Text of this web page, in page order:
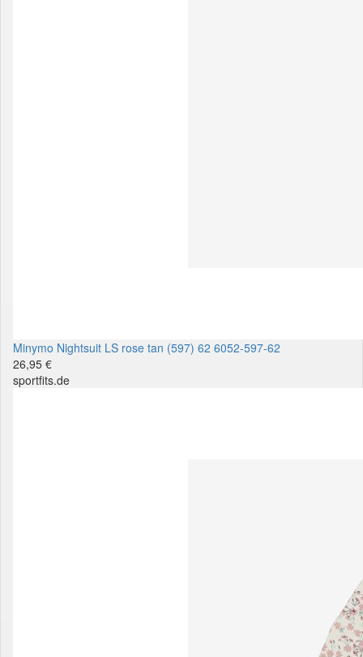
Minymo Nightsuit LS rose tan (597) 62 6052-597-62
26,95 €
sportfits.de